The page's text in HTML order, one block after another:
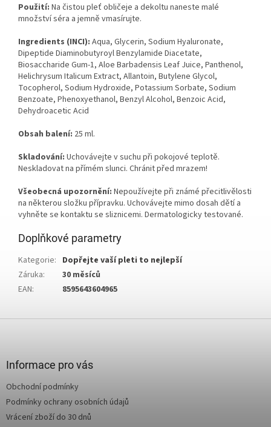
Použití: Na čistou pleť obličeje a dekoltu naneste malé
množství séra a jemně vmasírujte.
Ingredients (INCI): Aqua, Glycerin, Sodium Hyaluronate,
Dipeptide Diaminobutyroyl Benzylamide Diacetate,
Biosaccharide Gum-1, Aloe Barbadensis Leaf Juice, Panthenol,
Helichrysum Italicum Extract, Allantoin, Butylene Glycol,
Tocopherol, Sodium Hydroxide, Potassium Sorbate, Sodium
Benzoate, Phenoxyethanol, Benzyl Alcohol, Benzoic Acid,
Dehydroacetic Acid
Obsah balení: 25 ml.
Skladování: Uchovávejte v suchu při pokojové teplotě.
Neskladovat na přímém slunci. Chránit před mrazem!
Všeobecná upozornění: Nepoužívejte při známé přecitlivělosti
na některou složku přípravku. Uchovávejte mimo dosah dětí a
vyhněte se kontaktu se sliznicemi. Dermatologicky testované.
Doplňkové parametry
Kategorie: Dopřejte vaší pleti to nejlepší
Záruka:
30 měsíců
EAN: 8595643604965
Informace pro vás
Obchodní podmínky
Podmínky ochrany osobních údajů
Vrácení zboží do 30 dnů